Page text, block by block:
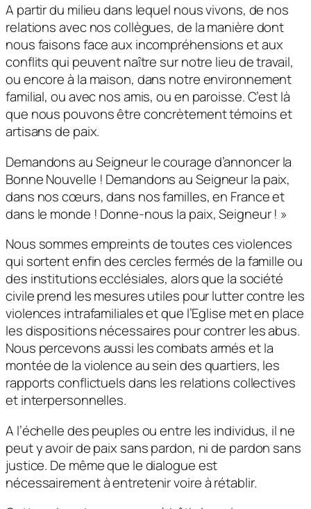
A partir du milieu dans lequel nous vivons, de nos
relations avec nos collègues, de la manière dont
nous faisons face aux incompréhensions et aux
conflits qui peuvent naître sur notre lieu de travail,
ou encore à la maison, dans notre environnement
familial, ou avec nos amis, ou en paroisse. C’est là
que nous pouvons être concrètement témoins et
artisans de paix.
Demandons au Seigneur le courage d’annoncer la
Bonne Nouvelle ! Demandons au Seigneur la paix,
dans nos cœurs, dans nos familles, en France et
dans le monde ! Donne-nous la paix, Seigneur ! »
Nous sommes empreints de toutes ces violences
qui sortent enfin des cercles fermés de la famille ou
des institutions ecclésiales, alors que la société
civile prend les mesures utiles pour lutter contre les
violences intrafamiliales et que l’Eglise met en place
les dispositions nécessaires pour contrer les abus.
Nous percevons aussi les combats armés et la
montée de la violence au sein des quartiers, les
rapports conflictuels dans les relations collectives
et interpersonnelles.
A l’échelle des peuples ou entre les individus, il ne
peut y avoir de paix sans pardon, ni de pardon sans
justice. De même que le dialogue est
nécessairement à entretenir voire à rétablir.